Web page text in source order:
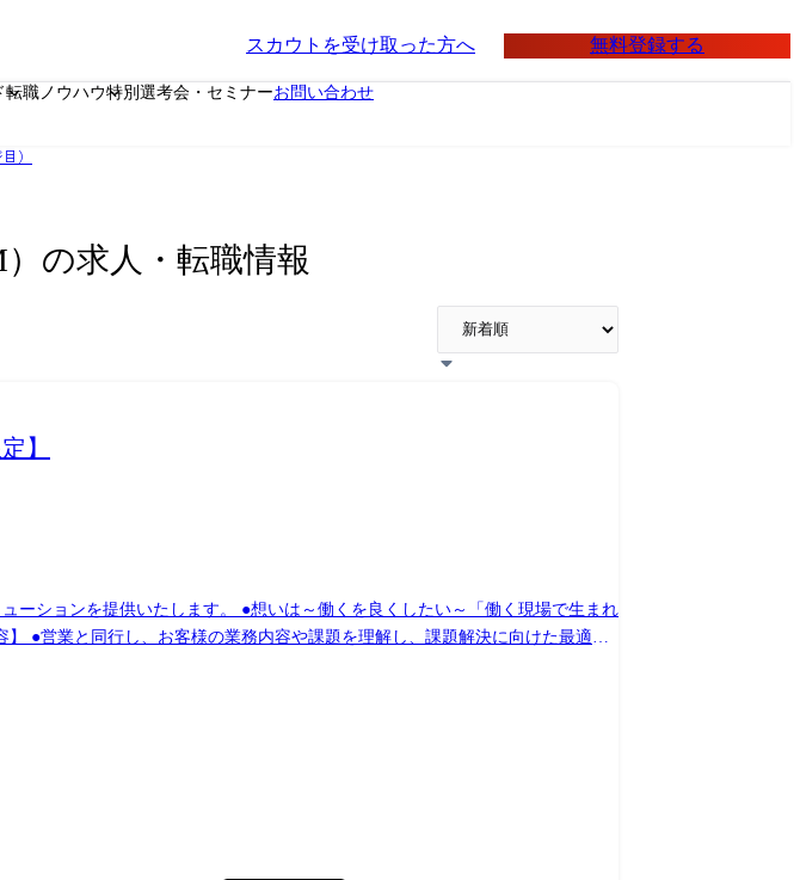
スカウトを受け取った方へ 無料登録する
転職ノウハウ特別選考会・セミナーお問い合わせ
）
の求人・転職情報
】
用し、お客様の課題に合わせた最